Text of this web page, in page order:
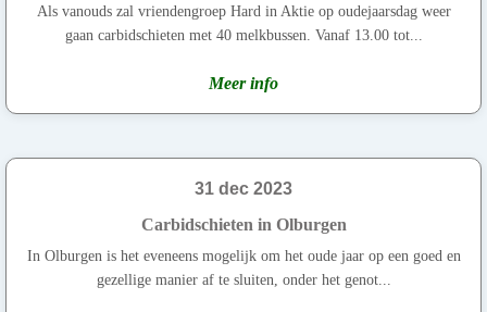
Als vanouds zal vriendengroep Hard in Aktie op oudejaarsdag weer
gaan carbidschieten met 40 melkbussen. Vanaf 13.00 tot...
Meer info
31 dec 2023
Carbidschieten in Olburgen
In Olburgen is het eveneens mogelijk om het oude jaar op een goed en
gezellige manier af te sluiten, onder het genot...